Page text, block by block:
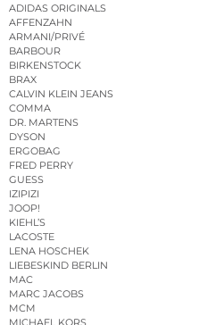
ADIDAS ORIGINALS
AFFENZAHN
ARMANI/PRIVÉ
BARBOUR
BIRKENSTOCK
BRAX
CALVIN KLEIN JEANS
COMMA
DR. MARTENS
DYSON
ERGOBAG
FRED PERRY
GUESS
IZIPIZI
JOOP!
KIEHL’S
LACOSTE
LENA HOSCHEK
LIEBESKIND BERLIN
MAC
MARC JACOBS
MCM
MICHAEL KORS